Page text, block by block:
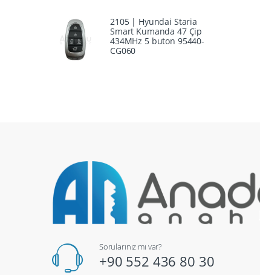
2105 | Hyundai Staria
Smart Kumanda 47 Çip
434MHz 5 buton 95440-
CG060
Sorularınız mı var?
+90 552 436 80 30